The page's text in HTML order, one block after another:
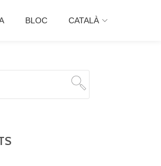
BLOC CATALÀ